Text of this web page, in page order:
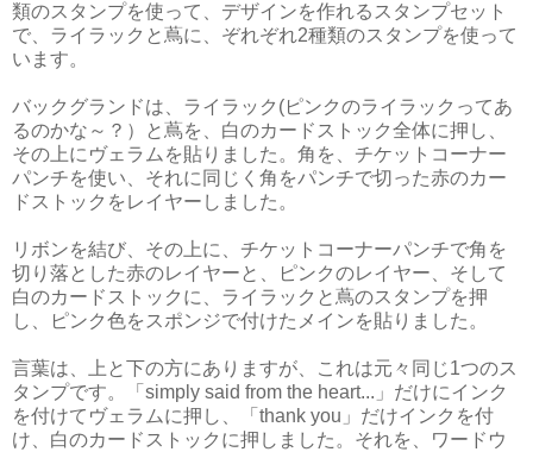
類のスタンプを使って、デザインを作れるスタンプセット
で、ライラックと蔦に、ぞれぞれ2種類のスタンプを使って
います。
バックグランドは、ライラック(ピンクのライラックってあ
るのかな～？）と蔦を、白のカードストック全体に押し、
その上にヴェラムを貼りました。角を、チケットコーナー
パンチを使い、それに同じく角をパンチで切った赤のカー
ドストックをレイヤーしました。
リボンを結び、その上に、チケットコーナーパンチで角を
切り落とした赤のレイヤーと、ピンクのレイヤー、そして
白のカードストックに、ライラックと蔦のスタンプを押
し、ピンク色をスポンジで付けたメインを貼りました。
言葉は、上と下の方にありますが、これは元々同じ1つのス
タンプです。「simply said from the heart...」だけにインク
を付けてヴェラムに押し、「thank you」だけインクを付
け、白のカードストックに押しました。それを、ワードウ